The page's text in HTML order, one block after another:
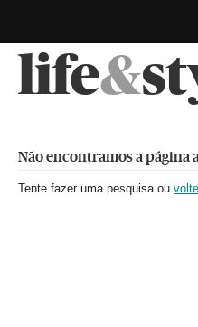
life&
Não encontramos a página
Tente fazer uma pesquisa ou